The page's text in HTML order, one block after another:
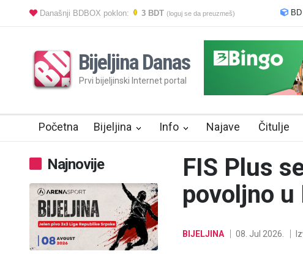
Današnji BDBOX poklon: 3 BDT (loguj se da preuzmeš)
Bijeljina Danas
Prvi bijeljinski Internet portal
Početna Bijeljina Info Najave Čitulje
Najnovije
FIS Plus
povoljno u
BIJELJINA 08. Jul 2026.